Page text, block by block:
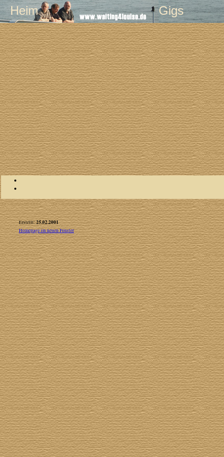
Heim Gigs
Erstellt:25.02.2001
Homepage im neuen Fenster